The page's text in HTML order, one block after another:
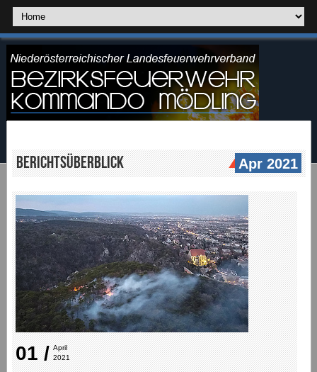
Berichtsüberblick Apr 2021
01 / April
2021